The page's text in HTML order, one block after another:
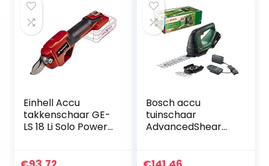
Einhell Accu
takkenschaar GE-
LS 18 Li Solo Power
tot 28 mm,
Bosch accu
tuinschaar
AdvancedShear
snoeit tot 85 m²